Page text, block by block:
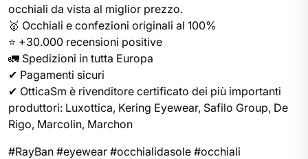
occhiali da vista al miglior prezzo.
🥇 Occhiali e confezioni originali al 100%
⭐ +30.000 recensioni positive
🚛 Spedizioni in tutta Europa
✔ Pagamenti sicuri
✔ OtticaSm è rivenditore certificato dei più importanti
produttori: Luxottica, Kering Eyewear, Safilo Group, De
Rigo, Marcolin, Marchon
#RayBan #eyewear #occhialidasole #occhiali